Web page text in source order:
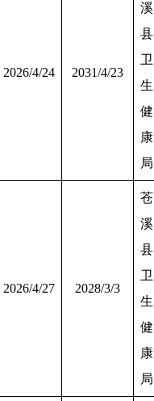
2026/4/24 2031/4/23
溪
县
卫
生
健
康
局
2026/4/27 2028/3/3
苍
溪
县
卫
生
健
康
局